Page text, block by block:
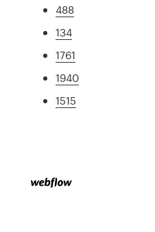
488
134
1761
1940
1515